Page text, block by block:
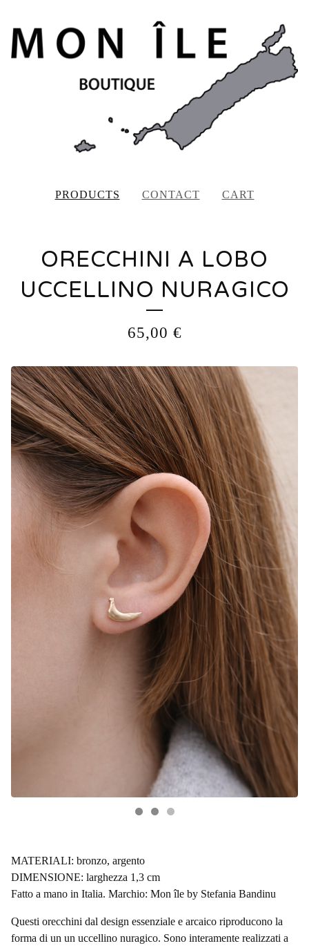
PRODUCTS CONTACT CART
ORECCHINI A LOBO
UCCELLINO NURAGICO
65,00 €
MATERIALI: bronzo, argento
DIMENSIONE: larghezza 1,3 cm
Fatto a mano in Italia. Marchio: Mon île by Stefania Bandinu
Questi orecchini dal design essenziale e arcaico riproducono la
forma di un un uccellino nuragico. Sono interamente realizzati a